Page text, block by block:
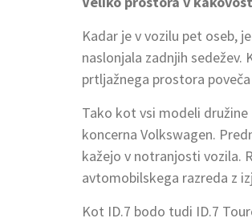
Kadar je v vozilu pet oseb,
naslonjala zadnjih
prtljažnega prostora
Tako kot vsi modeli
koncerna Volkswagen.
kažejo v notranjosti vozila.
avtomobilskega razreda z
Kot ID.7 bodo tudi ID.7